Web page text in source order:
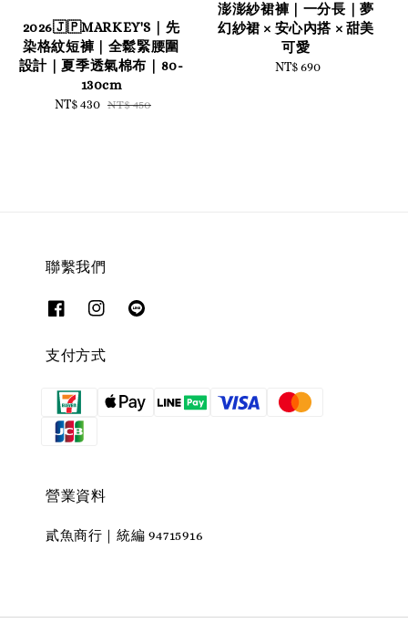
2026🇯🇵MARKEY'S｜先
染格紋短褲｜全鬆緊腰圍
設計｜夏季透氣棉布｜80-
130cm
Sale
NT$ 430 Regular
NT$ 450
澎澎紗裙褲｜一分長｜夢
幻紗裙 × 安心內搭 × 甜美
可愛
Regular
NT$ 690
聯繫我們
支付方式
營業資料
貳魚商行｜統編 94715916